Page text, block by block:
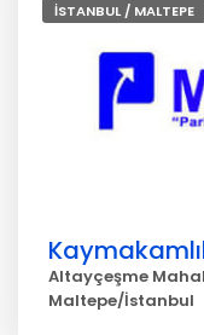
İSTANBUL / MALTEPE
Altayçeşme
Maltepe/İstanbul